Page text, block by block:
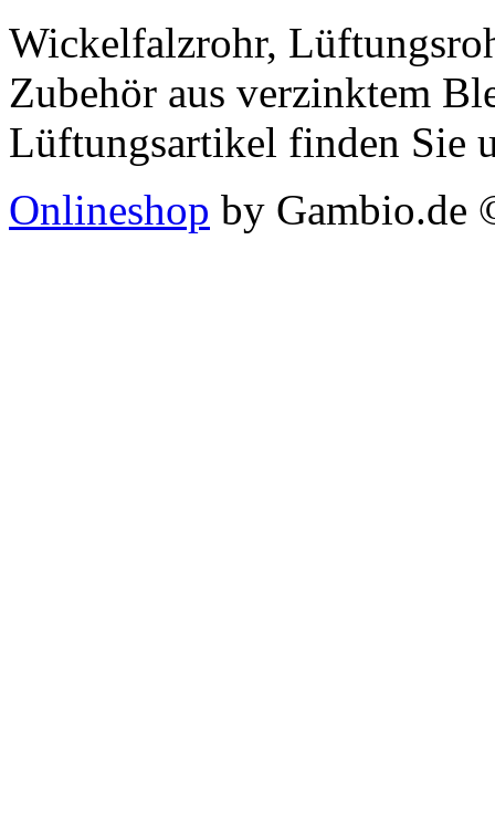
Wickelfalzrohr,
Zubehör aus verzinktem
Lüftungsartikel finden Sie
Onlineshop by Gambio.de